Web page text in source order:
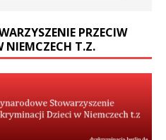
PRZECIW
NIEMCZECH T.Z.